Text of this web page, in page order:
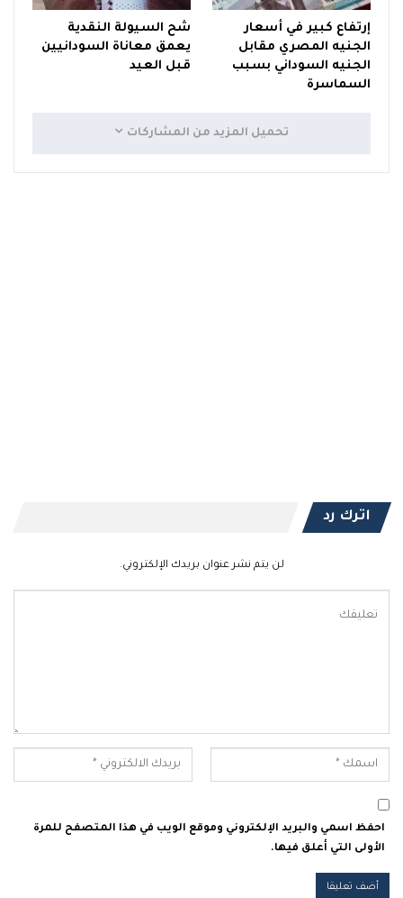
إرتفاع كبير في أسعار
الجنيه المصري مقابل
الجنيه السوداني بسبب
السماسرة
شح السيولة النقدية
يعمق معاناة السودانيين
قبل العيد
تحميل المزيد من المشاركات
اترك رد
لن يتم نشر عنوان بريدك الإلكتروني.
احفظ اسمي والبريد الإلكتروني وموقع الويب في هذا المتصفح للمرة
الأولى التي أعلق فيها.